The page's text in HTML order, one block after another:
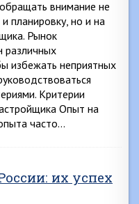
внимание не
планировку, но и на
Рынок
различных
избежать неприятных
Критерии
Опыт на
часто…
их успех